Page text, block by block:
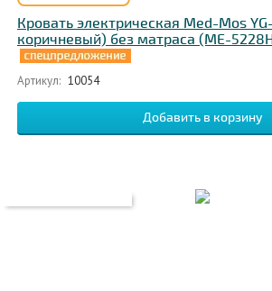
Кровать электрическая Med-Mos
коричневый) без матраса (МЕ-
Артикул: 10054